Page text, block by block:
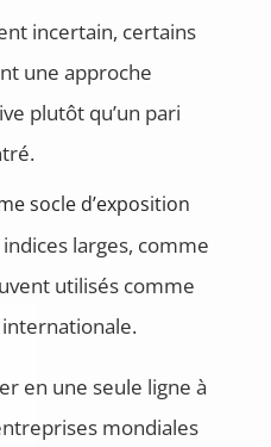
incertain, certains
une approche
plutôt qu’un pari
socle d’exposition
larges, comme
utilisés comme
en une seule ligne à
mondiales